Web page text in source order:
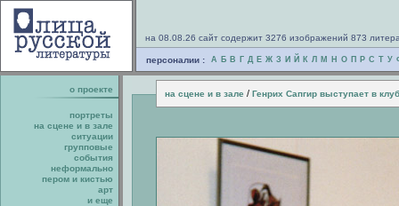
на 08.08.26 сайт содержит 3276 изображений 873
персоналии : А Б В Г Д Е Ж З И Й К Л М Н О П Р С Т У
о проекте на сцене и в зале / Генрих Сапгир выступает в
портреты
на сцене и в зале
ситуации
групповые
события
неформально
пером и кистью
арт
и еще